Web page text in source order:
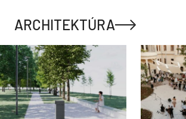
ARCHITEKTÚRA